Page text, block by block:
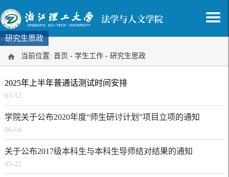
研究生思政
当前位置: 首页 - 学生工作 - 研究生思政
2025年上半年普通话测试时间安排
03-12
学院关于公布2020年度“师生研讨计划”项目立项的通知
06-04
关于公布2017级本科生与本科生导师结对结果的通知
05-22